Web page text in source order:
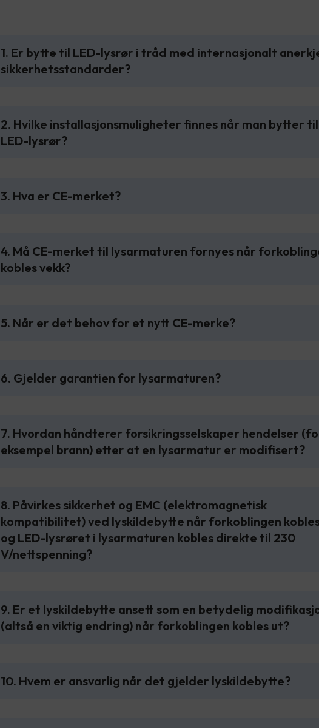
1. Er bytte til LED-lysrør i tråd med internasjonalt
sikkerhetsstandarder?
2. Hvilke installasjonsmuligheter finnes når man bytter til
LED-lysrør?
3. Hva er CE-merket?
4. Må CE-merket til lysarmaturen fornyes når
kobles vekk?
5. Når er det behov for et nytt CE-merke?
6. Gjelder garantien for lysarmaturen?
7. Hvordan håndterer forsikringsselskaper hendelser
eksempel brann) etter at en lysarmatur er modifisert?
8. Påvirkes sikkerhet og EMC (elektromagnetisk
kompatibilitet) ved lyskildebytte når forkoblingen
og LED-lysrøret i lysarmaturen kobles direkte til 230
V/nettspenning?
9. Er et lyskildebytte ansett som en betydelig
(altså en viktig endring) når forkoblingen kobles ut?
10. Hvem er ansvarlig når det gjelder lyskildebytte?